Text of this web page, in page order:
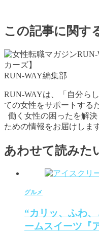
この記事に関す
RUN-WAY編集部
RUN-WAYは、「自分ら
ての女性をサポートする
働く女性の困ったを解
ための情報をお届けしま
あわせて読みた
グルメ
“カリッ、ふわ
ームスイーツ『